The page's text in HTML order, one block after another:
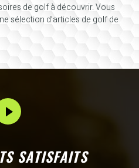
de golf à découvrir. Vous
sélection d’articles de golf de
SATISFAITS